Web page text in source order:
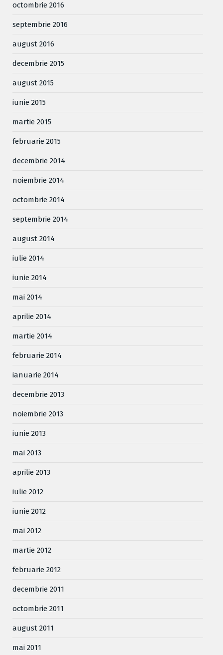
octombrie 2016
septembrie 2016
august 2016
decembrie 2015
august 2015
iunie 2015
martie 2015
februarie 2015
decembrie 2014
noiembrie 2014
octombrie 2014
septembrie 2014
august 2014
iulie 2014
iunie 2014
mai 2014
aprilie 2014
martie 2014
februarie 2014
ianuarie 2014
decembrie 2013
noiembrie 2013
iunie 2013
mai 2013
aprilie 2013
iulie 2012
iunie 2012
mai 2012
martie 2012
februarie 2012
decembrie 2011
octombrie 2011
august 2011
mai 2011